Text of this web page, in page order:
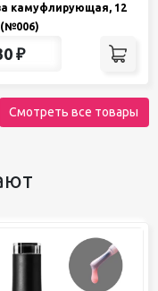
камуфлирующая, 12
₽
Смотреть все товары